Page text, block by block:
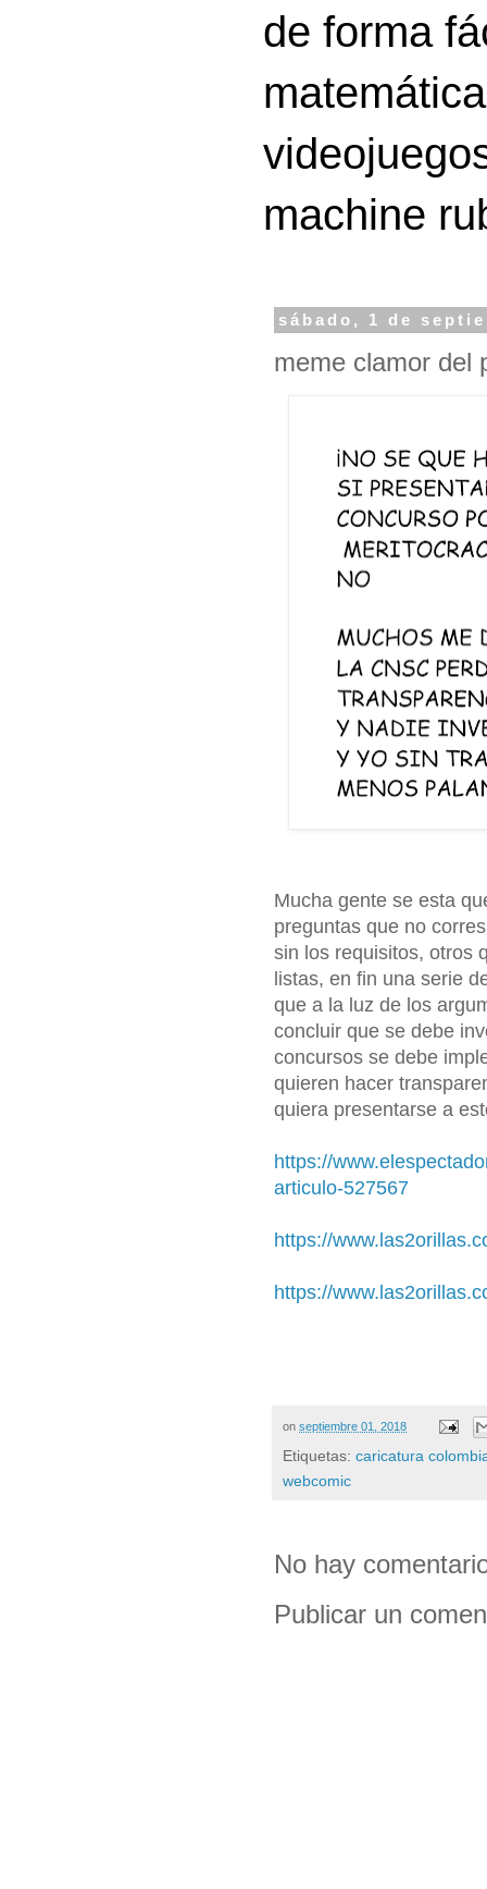
de forma
machine
sábado, 1 de
meme clamor del
Mucha gente se esta
preguntas que no
sin los requisitos, otros
listas, en fin una serie
que a la luz de los
concluir que se debe
concursos se debe
quieren hacer
quiera presentarse a
https://
articulo-527567
https://
https://
on septiembre 01, 2018
Etiquetas: caricatura
webcomic
No hay
Publicar un